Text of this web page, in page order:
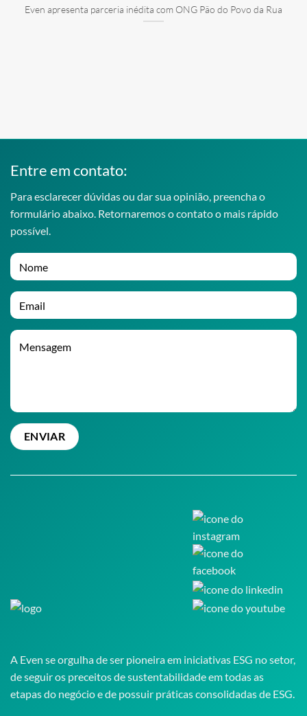
Even apresenta parceria inédita com ONG Pão do Povo da Rua
Entre em contato:
Para esclarecer dúvidas ou dar sua opinião, preencha o
formulário abaixo. Retornaremos o contato o mais rápido
possível.
A Even se orgulha de ser pioneira em iniciativas ESG no setor,
de seguir os preceitos de sustentabilidade em todas as
etapas do negócio e de possuir práticas consolidadas de ESG.